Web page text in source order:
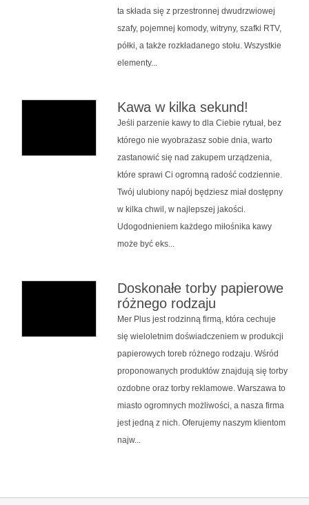
ta składa się z przestronnej dwudrzwiowej
szafy, pojemnej komody, witryny, szafki RTV,
półki, a także rozkładanego stołu. Wszystkie
elementy...
Kawa w kilka sekund!
Jeśli parzenie kawy to dla Ciebie rytuał, bez
którego nie wyobrażasz sobie dnia, warto
zastanowić się nad zakupem urządzenia,
które sprawi Ci ogromną radość codziennie.
Twój ulubiony napój będziesz miał dostępny
w kilka chwil, w najlepszej jakości.
Udogodnieniem każdego miłośnika kawy
może być eks...
Doskonałe torby papierowe
różnego rodzaju
Mer Plus jest rodzinną firmą, która cechuje
się wieloletnim doświadczeniem w produkcji
papierowych toreb różnego rodzaju. Wśród
proponowanych produktów znajdują się torby
ozdobne oraz torby reklamowe. Warszawa to
miasto ogromnych możliwości, a nasza firma
jest jedną z nich. Oferujemy naszym klientom
najw...